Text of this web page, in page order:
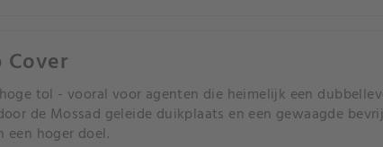
tol - vooral voor agenten die heimelijk een
de Mossad geleide duikplaats en een gewaagde
een hoger doel.